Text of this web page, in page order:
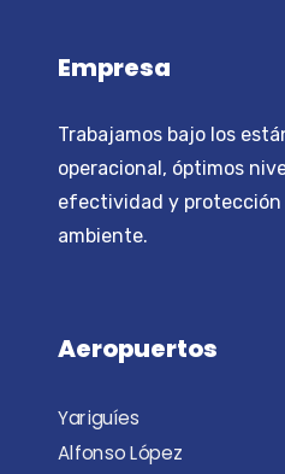
Empresa
Trabajamos bajo los
operacional, óptimos
efectividad y protección
ambiente.
Aeropuertos
Yariguíes
Alfonso López